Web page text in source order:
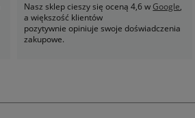
Nasz sklep cieszy się oceną 4,6 wGoogle,
a większość klientów
pozytywnie opiniuje swoje doświadczenia
zakupowe.